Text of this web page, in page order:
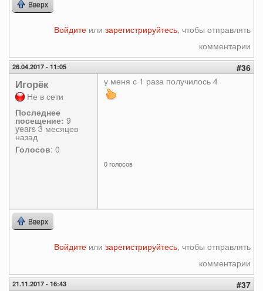
Вверх
Войдите или зарегистрируйтесь, чтобы отправлять
комментарии
26.04.2017 - 11:05 #36
Игорёк
Не в сети
Последнее
посещение: 9
years 3 месяцев
назад
Голосов: 0
у меня с 1 раза получилось 4
0 голосов
Вверх
Войдите или зарегистрируйтесь, чтобы отправлять
комментарии
21.11.2017 - 16:43 #37